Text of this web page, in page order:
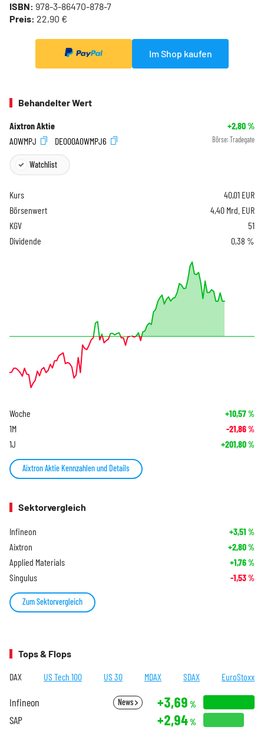
ISBN: 978-3-86470-878-7
Preis: 22,90 €
Im Shop kaufen
Behandelter Wert
Aixtron Aktie +2,80%
A0WMPJ
DE000A0WMPJ6 Börse: Tradegate
Watchlist
Kurs 40,01 EUR
Börsenwert
4,40 Mrd. EUR
KGV
51
Dividende
0,38 %
Woche +10,57%
1M -21,86%
1J +201,80%
Aixtron Aktie Kennzahlen und Details
Sektorvergleich
Infineon +3,51 %
Aixtron +2,80%
Applied Materials +1,76%
Singulus -1,53%
Zum Sektorvergleich
Tops & Flops
DAX US Tech 100 US 30 MDAX SDAX EuroStoxx
Infineon News +3,69 %
SAP +2,94%